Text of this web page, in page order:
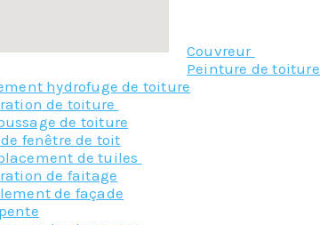
Couvreur
Peinture de toiture
hydrofuge de toiture
de toiture
de toiture
de fenêtre de toit
de tuiles
de faitage
de façade